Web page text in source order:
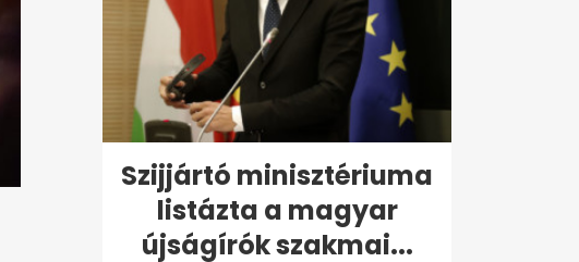
Szijjártó minisztériuma
listázta a magyar
újságírók szakmai...